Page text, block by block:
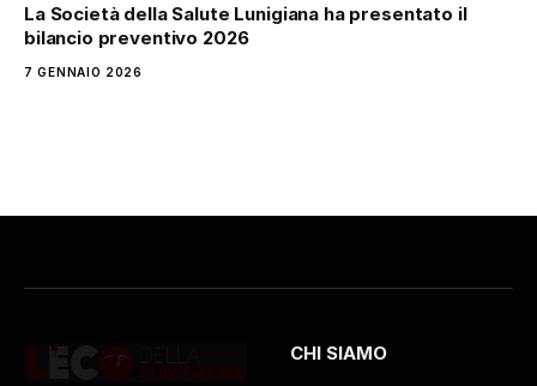
La Società della Salute Lunigiana ha presentato il
bilancio preventivo 2026
7 GENNAIO 2026
CHI SIAMO